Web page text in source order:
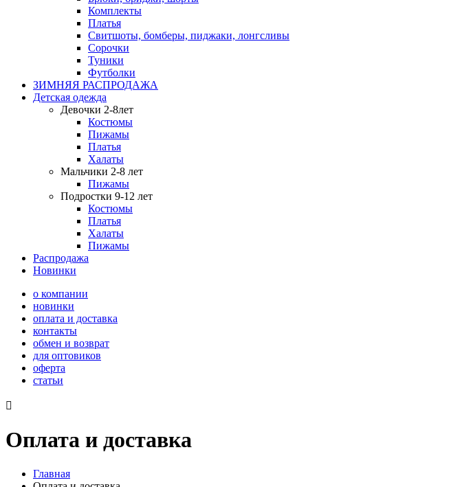
Комплекты
Платья
Свитшоты, бомберы, пиджаки, лонгсливы
Сорочки
Туники
Футболки
ЗИМНЯЯ РАСПРОДАЖА
Детская одежда
Девочки 2-8лет
Костюмы
Пижамы
Платья
Халаты
Мальчики 2-8 лет
Пижамы
Подростки 9-12 лет
Костюмы
Платья
Халаты
Пижамы
Распродажа
Новинки
о компании
новинки
оплата и доставка
контакты
обмен и возврат
для оптовиков
оферта
статьи

Оплата и доставка
Главная